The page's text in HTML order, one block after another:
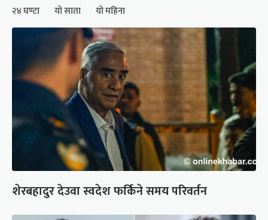
२४ घण्टा यो साता यो महिना
शेरबहादुर देउवा स्वदेश फर्किने समय परिवर्तन